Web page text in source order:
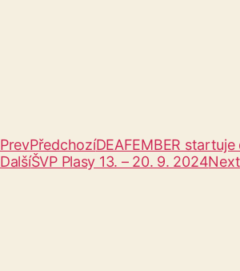
PrevPředchozíDEAFEMBER
DalšíŠVP Plasy 13. – 20. 9. 2024Next